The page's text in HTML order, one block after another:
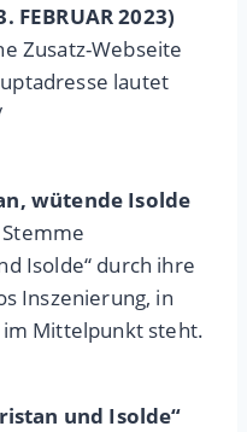
FEBRUAR 2023)
Zusatz-Webseite
lautet
wütende Isolde
Isolde“ durch ihre
Inszenierung, in
im Mittelpunkt steht.
und Isolde“